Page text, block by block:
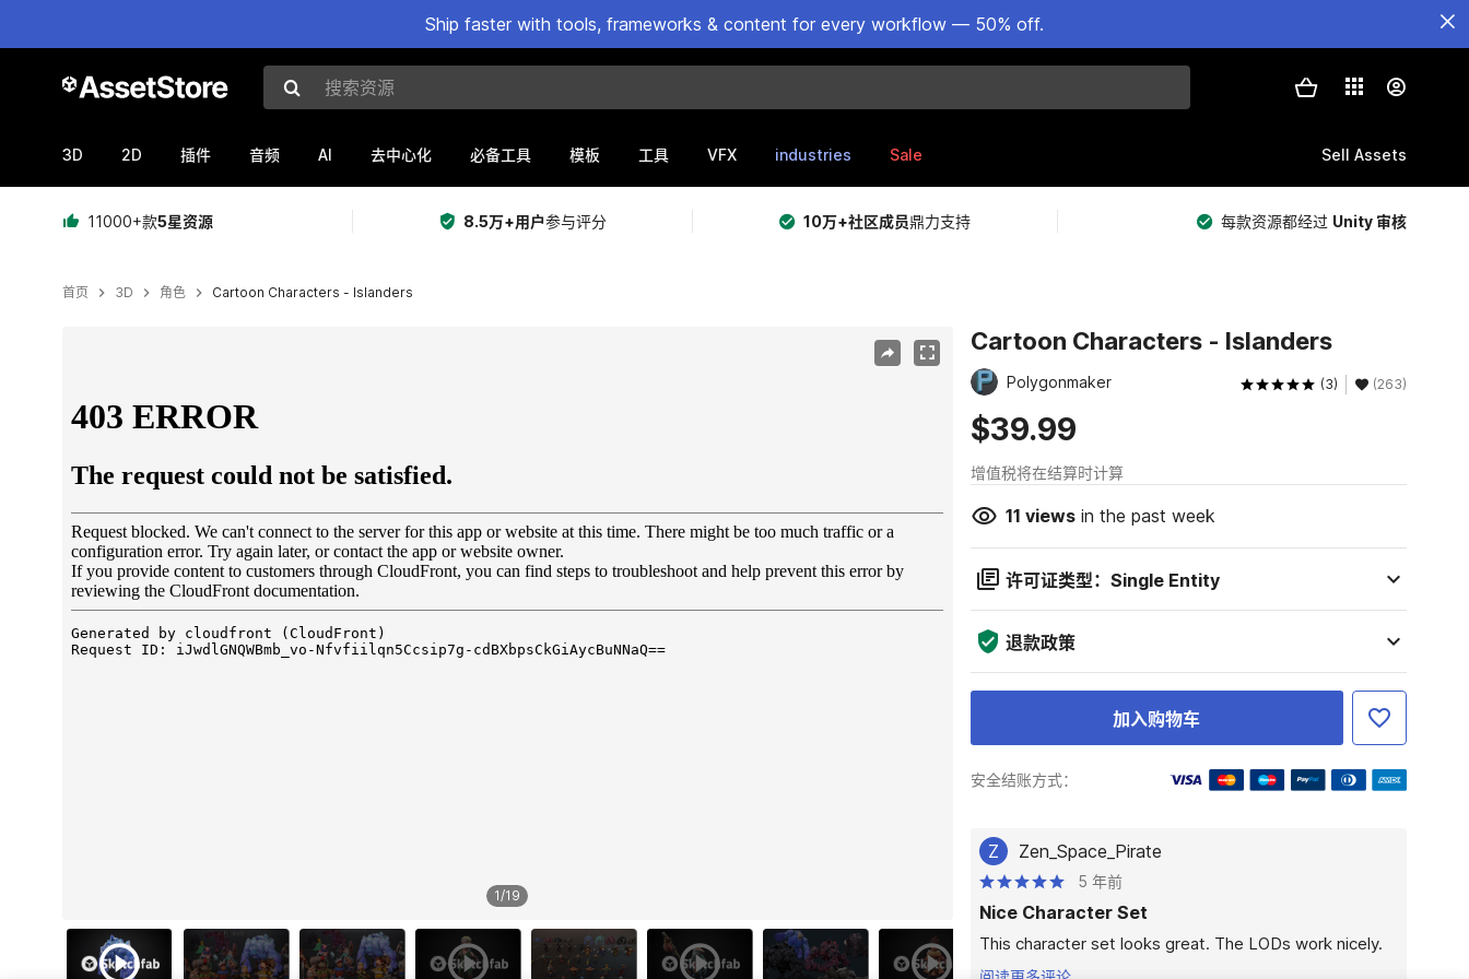
Ship faster with tools, frameworks & content for every workflow — 50% off.
搜索资源
3D 2D 插件 音频 AI 去中心化 必备工具 模板 工具 VFX industries Sale Sell Assets
11000+款5星资源 8.5万+用户参与评分 10万+社区成员鼎力支持 每款资源都经过 Unity 审核
首页 3D 角色 Cartoon Characters - Islanders
1/19
Cartoon Characters - Islanders
Polygonmaker (3) (263)
$39.99
增值税将在结算时计算
11 viewsin the past week
许可证类型：Single Entity
退款政策
加入购物车
安全结账方式：
Z Zen_Space_Pirate
5 年前
Nice Character Set
This character set looks great. The LODs work nicely.